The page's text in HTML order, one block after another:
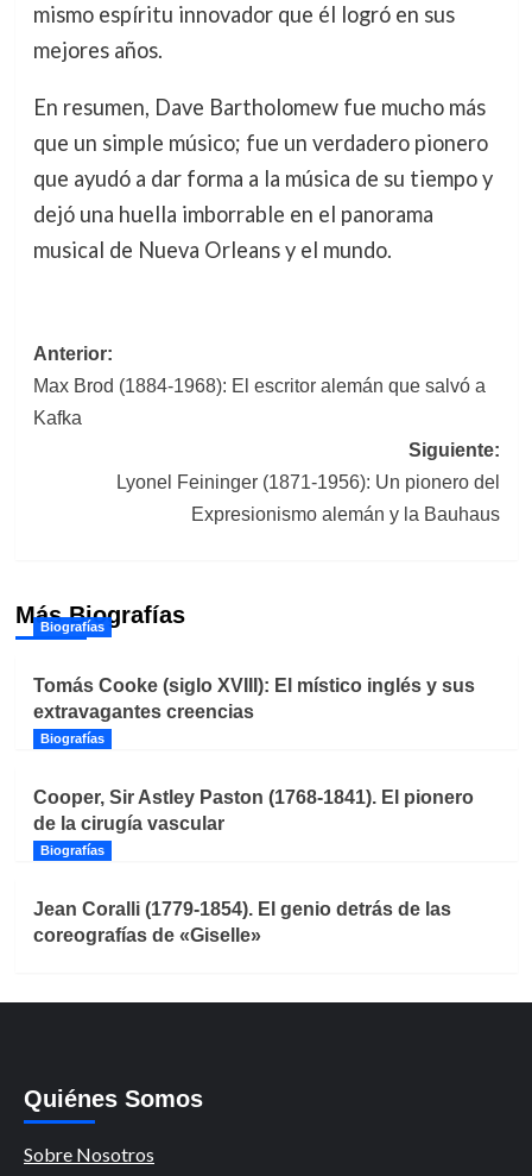
mismo espíritu innovador que él logró en sus
mejores años.
En resumen, Dave Bartholomew fue mucho más
que un simple músico; fue un verdadero pionero
que ayudó a dar forma a la música de su tiempo y
dejó una huella imborrable en el panorama
musical de Nueva Orleans y el mundo.
Navegación
de
Anterior:
Max Brod (1884-1968): El escritor alemán que salvó a
Kafka
Siguiente:
Lyonel Feininger (1871-1956): Un pionero del
Expresionismo alemán y la Bauhaus
Más Biografías
Biografías
Tomás Cooke (siglo XVIII): El místico inglés y sus
extravagantes creencias
Biografías
Cooper, Sir Astley Paston (1768-1841). El pionero
de la cirugía vascular
Biografías
Jean Coralli (1779-1854). El genio detrás de las
coreografías de «Giselle»
Quiénes Somos
Sobre Nosotros